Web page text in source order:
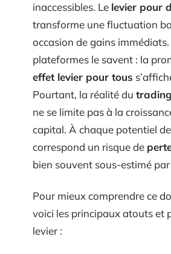
inaccessibles. Le levier pour
transforme une fluctuation
occasion de gains immédiats.
plateformes le savent : la
effet levier pour tous
Pourtant, la réalité du
ne se limite pas à la
capital. À chaque potentiel
correspond un risque de
bien souvent sous-estimé par
Pour mieux comprendre ce
voici les principaux atouts et
levier :